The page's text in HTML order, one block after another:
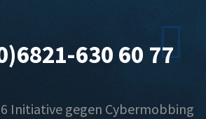
630 60 77
Initiative gegen Cybermobbing